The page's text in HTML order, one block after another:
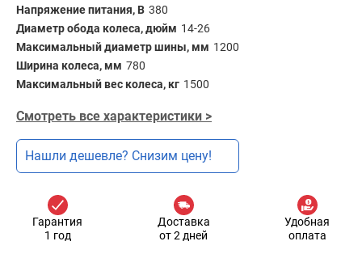
Напряжение питания, В 380
Диаметр обода колеса, дюйм 14-26
Максимальный диаметр шины, мм 1200
Ширина колеса, мм 780
Максимальный вес колеса, кг 1500
Смотреть все характеристики >
Нашли дешевле? Снизим цену!
Гарантия
1 год
Доставка
от 2 дней
Удобная
оплата